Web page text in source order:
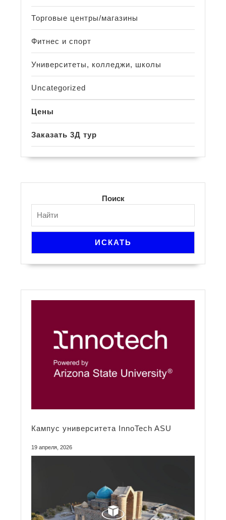
Торговые центры/магазины
Фитнес и спорт
Университеты, колледжи, школы
Uncategorized
Цены
Заказать 3Д тур
Поиск
ИСКАТЬ
Кампус университета InnoTech ASU
19 апреля, 2026